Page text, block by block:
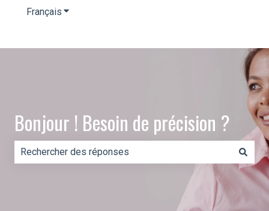
Français Afficher le sous-menu pour les traductions
Bonjour ! Besoin de précision ?
Il n'y a aucune suggestion car le champ de recherche